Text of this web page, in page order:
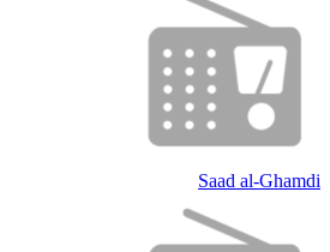
Saad al-Ghamdi